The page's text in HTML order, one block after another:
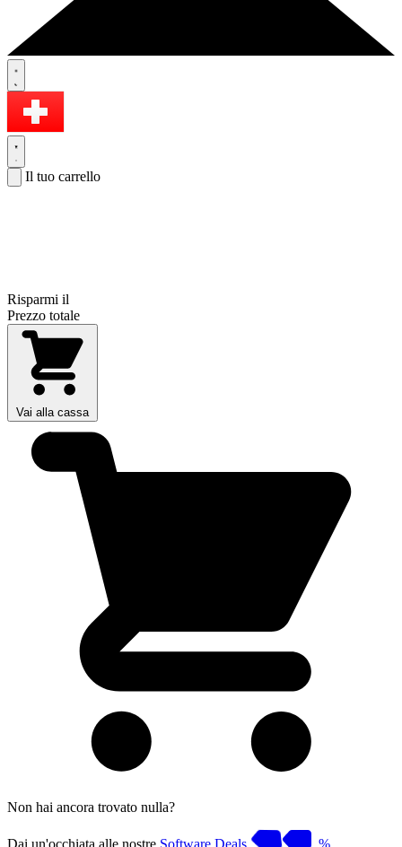
Il tuo carrello
Risparmi il
Prezzo totale
Vai alla cassa
Non hai ancora trovato nulla?